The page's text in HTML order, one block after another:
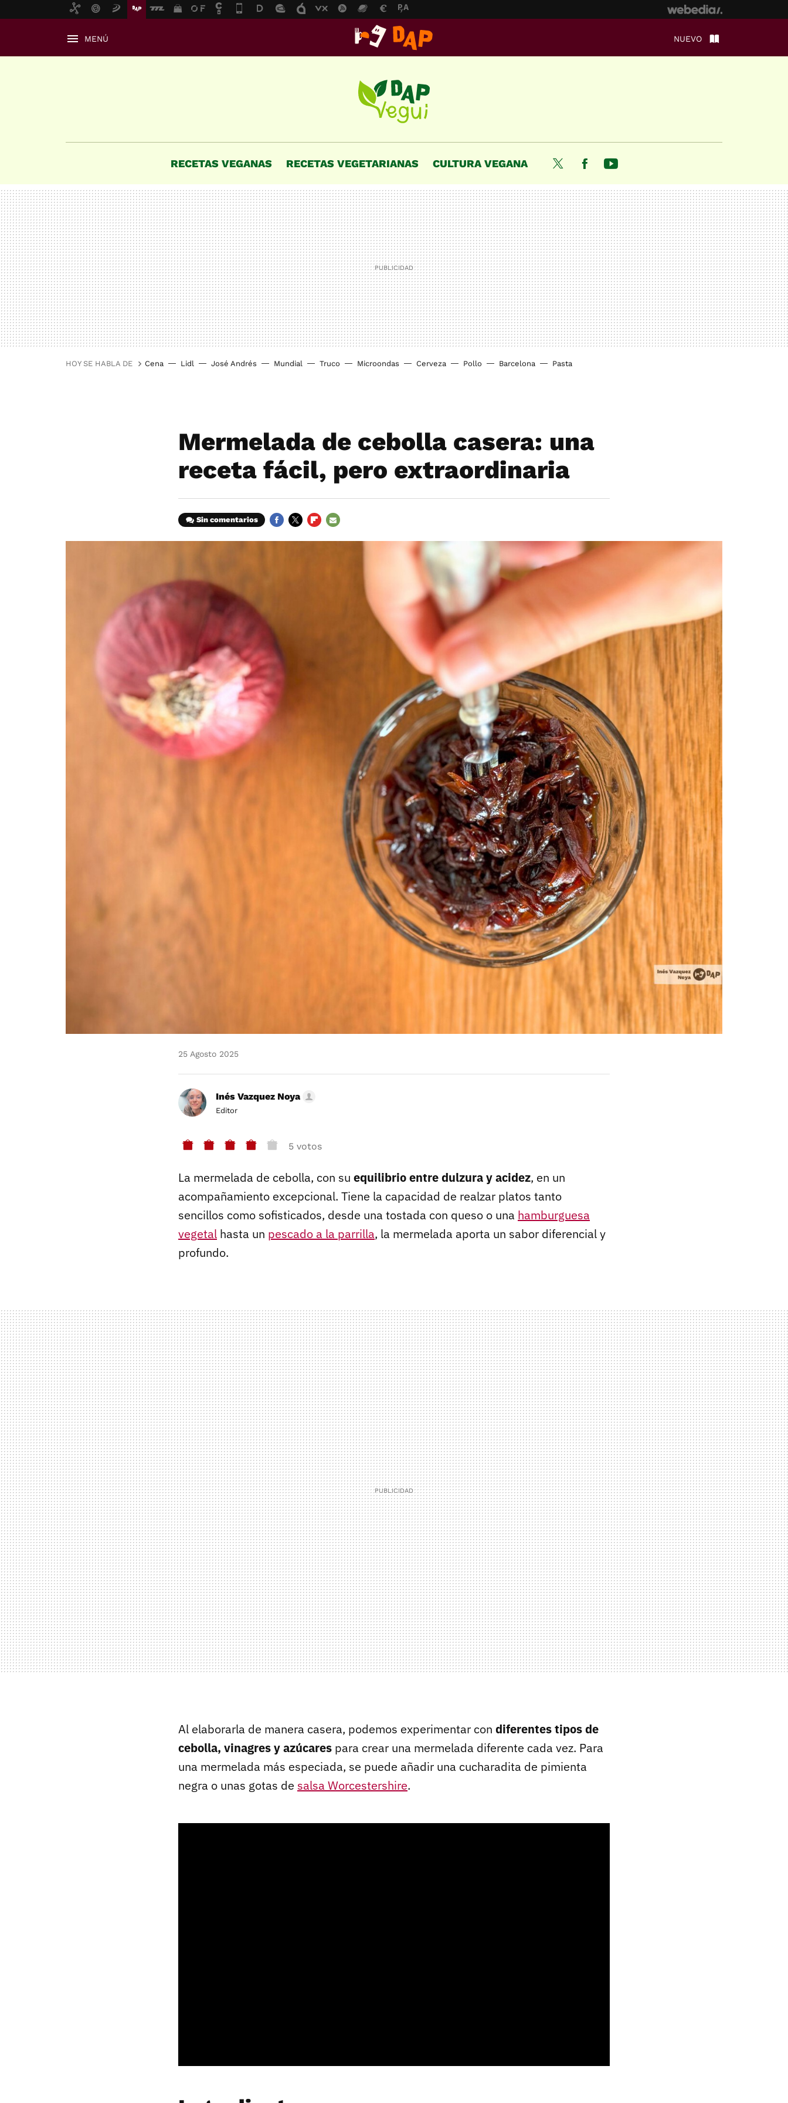
MENÚ NUEVO
RECETAS VEGANAS RECETAS VEGETARIANAS CULTURA VEGANA Twitter FacebookYoutube
HOY SE HABLA DE Cena Lidl José Andrés Mundial Truco Microondas Cerveza Pollo Barcelona Pasta
Mermelada de cebolla casera: una
receta fácil, pero extraordinaria
Sin comentarios
25 Agosto 2025
Inés Vazquez Noya
Editor
5 votos
La mermelada de cebolla, con su equilibrio entre dulzura y acidez, en un
acompañamiento excepcional. Tiene la capacidad de realzar platos tanto
sencillos como sofisticados, desde una tostada con queso o una hamburguesa
vegetal hasta un pescado a la parrilla, la mermelada aporta un sabor diferencial y
profundo.
Al elaborarla de manera casera, podemos experimentar con diferentes tipos de
cebolla, vinagres y azúcares para crear una mermelada diferente cada vez. Para
una mermelada más especiada, se puede añadir una cucharadita de pimienta
negra o unas gotas de salsa Worcestershire.